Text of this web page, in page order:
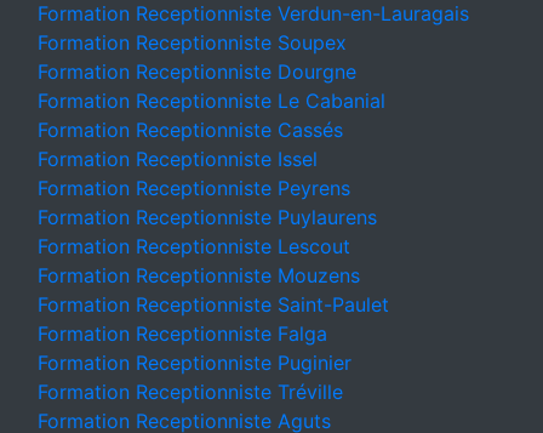
Formation Receptionniste Verdun-en-Lauragais
Formation Receptionniste Soupex
Formation Receptionniste Dourgne
Formation Receptionniste Le Cabanial
Formation Receptionniste Cassés
Formation Receptionniste Issel
Formation Receptionniste Peyrens
Formation Receptionniste Puylaurens
Formation Receptionniste Lescout
Formation Receptionniste Mouzens
Formation Receptionniste Saint-Paulet
Formation Receptionniste Falga
Formation Receptionniste Puginier
Formation Receptionniste Tréville
Formation Receptionniste Aguts